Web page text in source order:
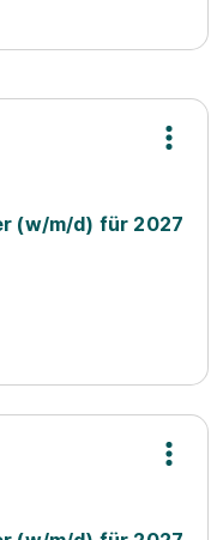
(w/m/d) für 2027